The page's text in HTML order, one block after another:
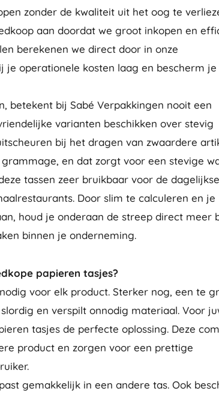
zonder de kwaliteit uit het oog te
aan doordat we groot inkopen en
berekenen we direct door in onze
je operationele kosten laag en bescherm
betekent bij Sabé Verpakkingen nooit een
varianten beschikken over stevig
bij het dragen van zwaardere
en dat zorgt voor een stevige
tassen zeer bruikbaar voor de dagelijkse
Door slim te calculeren en je
houd je onderaan de streep direct meer
binnen je onderneming.
papieren tasjes?
voor elk product. Sterker nog, een te
en verspilt onnodig materiaal. Voor
tasjes de perfecte oplossing. Deze
product en zorgen voor een prettige
gemakkelijk in een andere tas. Ook